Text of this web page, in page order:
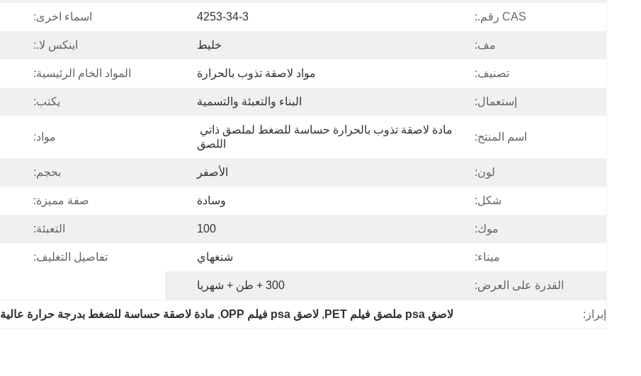
CAS رقم.: 4253-34-3 اسماء اخرى:
مف: خليط اينكس لا.:
تصنيف: مواد لاصقة تذوب بالحرارة المواد الخام الرئيسية:
إستعمال: البناء والتعبئة والتسمية يكتب:
اسم المنتج:
اللصق
مواد:
لون: الأصفر بحجم:
شكل: وسادة صفة مميزة:
موك: 100 التعبئة:
ميناء: شنغهاي تفاصيل التغليف:
القدرة على العرض: 300 + طن + شهريا
إبراز: لاصق psa ملصق فيلم PET , لاصق psa فيلم OPP , مادة لاصقة حساسة للضغط بدرجة حرارة عالية